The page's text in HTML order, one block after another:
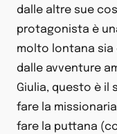
dalle altre sue
protagonista è
molto lontana sia
dalle avventure
Giulia, questo è il
fare la
fare la puttana